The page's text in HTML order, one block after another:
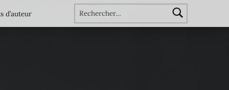
Rechercher :
d’auteur